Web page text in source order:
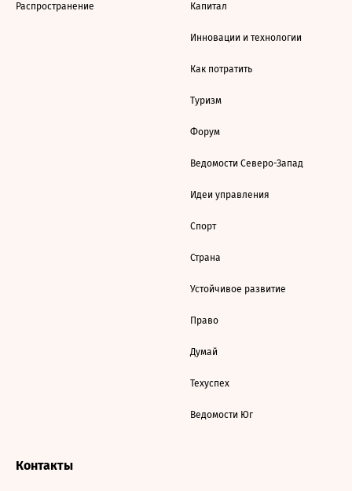
Распространение Капитал
Инновации и технологии
Как потратить
Туризм
Форум
Ведомости Северо-Запад
Идеи управления
Спорт
Страна
Устойчивое развитие
Право
Думай
Техуспех
Ведомости Юг
Контакты